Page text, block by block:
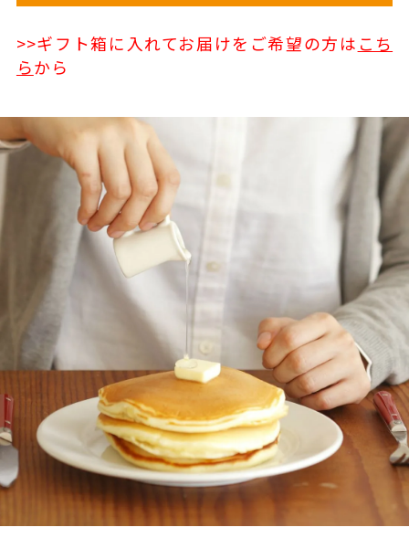
>>ギフト箱に入れてお届けをご希望の方は こち
らから